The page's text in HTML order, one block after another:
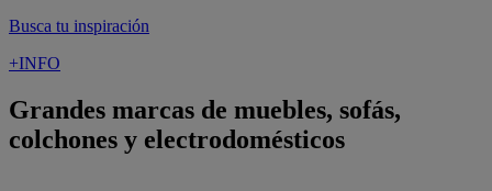
Busca tu inspiración
+INFO
Grandes marcas de muebles, sofás,
colchones y electrodomésticos